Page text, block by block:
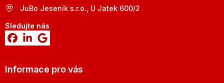
JuBo Jeseník s.r.o., U Jatek 600/2
Sledujte nás
Informace pro vás